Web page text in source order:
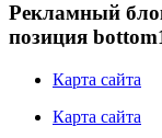
Рекламный
позиция
Карта сайта
Карта сайта